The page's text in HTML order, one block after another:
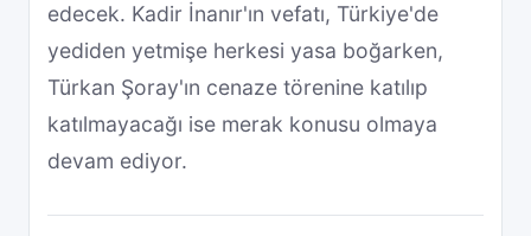
edecek. Kadir İnanır'ın vefatı, Türkiye'de
yediden yetmişe herkesi yasa boğarken,
Türkan Şoray'ın cenaze törenine katılıp
katılmayacağı ise merak konusu olmaya
devam ediyor.